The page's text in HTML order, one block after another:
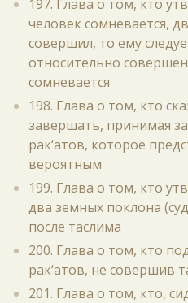
197. Глава о том, кто
человек сомневается,
совершил, то ему
относительно
сомневается
198. Глава о том, кто
завершать, принимая
рак‘атов, которое
вероятным
199. Глава о том, кто
два земных поклона
после таслима
200. Глава о том, кто
рак‘атов, не совершив
201. Глава о том, кто,